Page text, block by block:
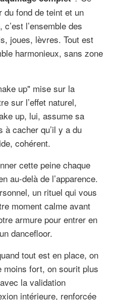
du fond de teint et un
l’ensemble des
joues, lèvres. Tout est
harmonieux, sans zone
up" mise sur la
sur l’effet naturel,
up, lui, assume sa
à cacher qu’il y a du
cohérent.
cette peine chaque
au-delà de l’apparence.
un rituel qui vous
moment calme avant
armure pour entrer en
dancefloor.
tout est en place, on
fort, on sourit plus
la validation
intérieure, renforcée